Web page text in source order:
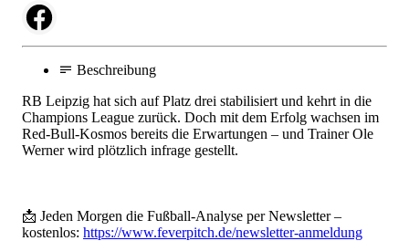
Beschreibung
RB Leipzig hat sich auf Platz drei stabilisiert und kehrt in die
Champions League zurück. Doch mit dem Erfolg wachsen im
Red-Bull-Kosmos bereits die Erwartungen – und Trainer Ole
Werner wird plötzlich infrage gestellt.
📩 Jeden Morgen die Fußball-Analyse per Newsletter –
kostenlos: https://www.feverpitch.de/newsletter-anmeldung